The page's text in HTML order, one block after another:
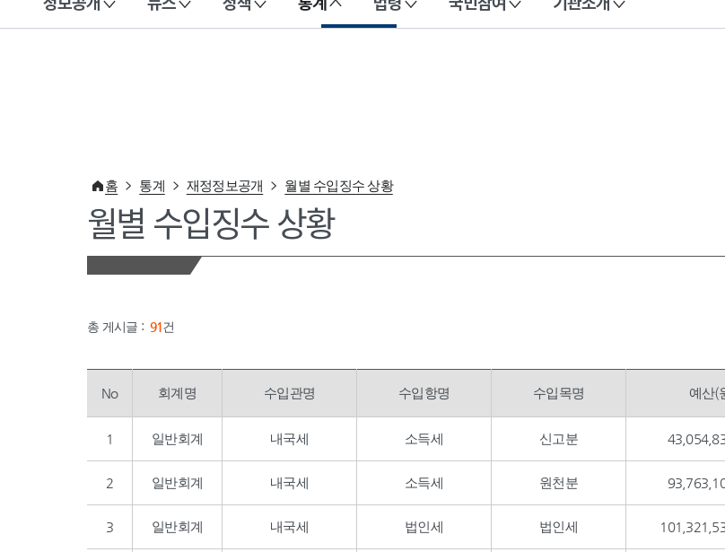
이 누리집은 대한민국 공식 전자정부 누리집입니다.
홈 통계 재정정보공개 월별 수입징수 상황
월별 수입징수 상황
총 게시글 : 91건
No 회계명 수입관명 수입항명 수입목명 예산(
1 일반회계 내국세 소득세 신고분
2 일반회계 내국세 소득세 원천분
3 일반회계 내국세 법인세 법인세